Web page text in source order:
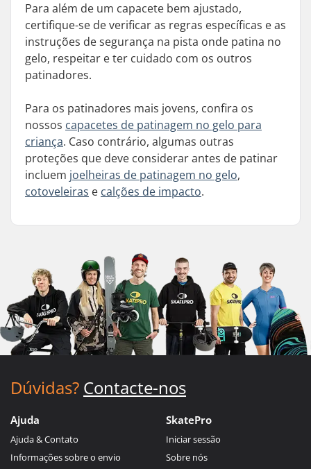
Para além de um capacete bem ajustado,
certifique-se de verificar as regras específicas e as
instruções de segurança na pista onde patina no
gelo, respeitar e ter cuidado com os outros
patinadores.
Para os patinadores mais jovens, confira os
nossos capacetes de patinagem no gelo para
criança. Caso contrário, algumas outras
proteções que deve considerar antes de patinar
incluem joelheiras de patinagem no gelo,
cotoveleiras e calções de impacto.
Dúvidas? Contacte-nos
Ajuda
Ajuda & Contato
Informações sobre o envio
SkatePro
Iniciar sessão
Sobre nós